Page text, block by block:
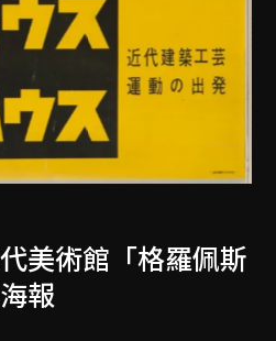
美術館「格羅佩斯
報